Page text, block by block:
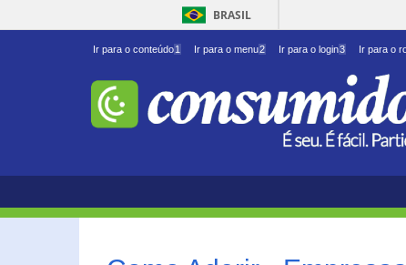
BRASIL
Ir para o conteúdo1 Ir para o menu2 Ir para o login3 Ir para o